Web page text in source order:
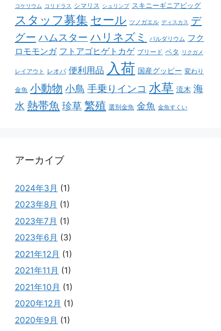
コケリウム コリドラス シマリス シュリンプ スキニーギニアピッグ
スタッフ募集 セール ツノガエル ディスカス デ
グー ハムスター ハリネズミ パルダリウム フク
ロモモンガ フトアゴヒゲトカゲ ブリード ベタ リクガメ
レイアウト レオパ 便利用品 入荷 国産グッピー 変わり
金魚 小動物 小鳥 手乗りインコ 水草 流木 海
水 熱帯魚 珍草 繁殖 選別金魚 金魚 金魚すくい
アーカイブ
2024年3月 (1)
2023年8月 (1)
2023年7月 (1)
2023年6月 (3)
2021年12月 (1)
2021年11月 (1)
2021年10月 (1)
2020年12月 (1)
2020年9月 (1)